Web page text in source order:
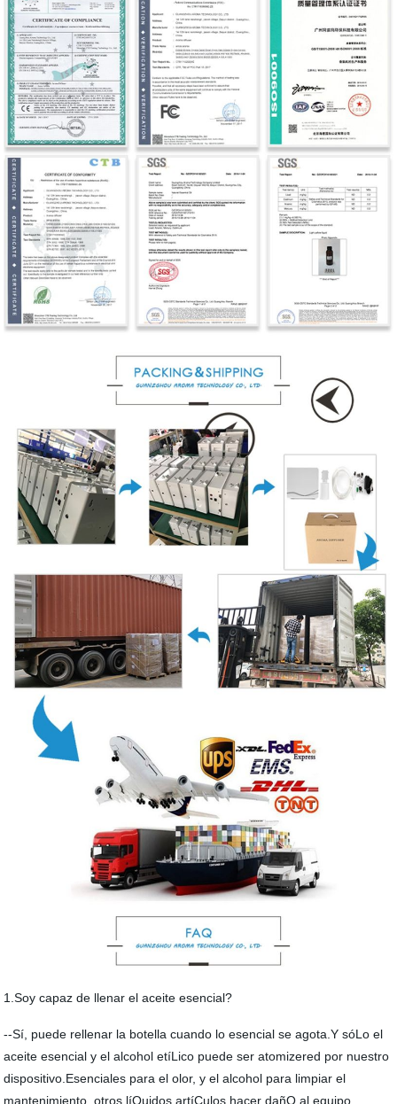
1.Soy capaz de llenar el aceite esencial?
--Sí, puede rellenar la botella cuando lo esencial se agota.Y sóLo el
aceite esencial y el alcohol etíLico puede ser atomizered por nuestro
dispositivo.Esenciales para el olor, y el alcohol para limpiar el
mantenimiento, otros líQuidos artíCulos hacer dañO al equipo.